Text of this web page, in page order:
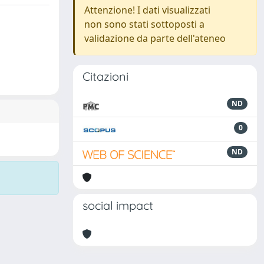
Attenzione! I dati visualizzati
non sono stati sottoposti a
validazione da parte dell'ateneo
Citazioni
ND
0
ND
social impact